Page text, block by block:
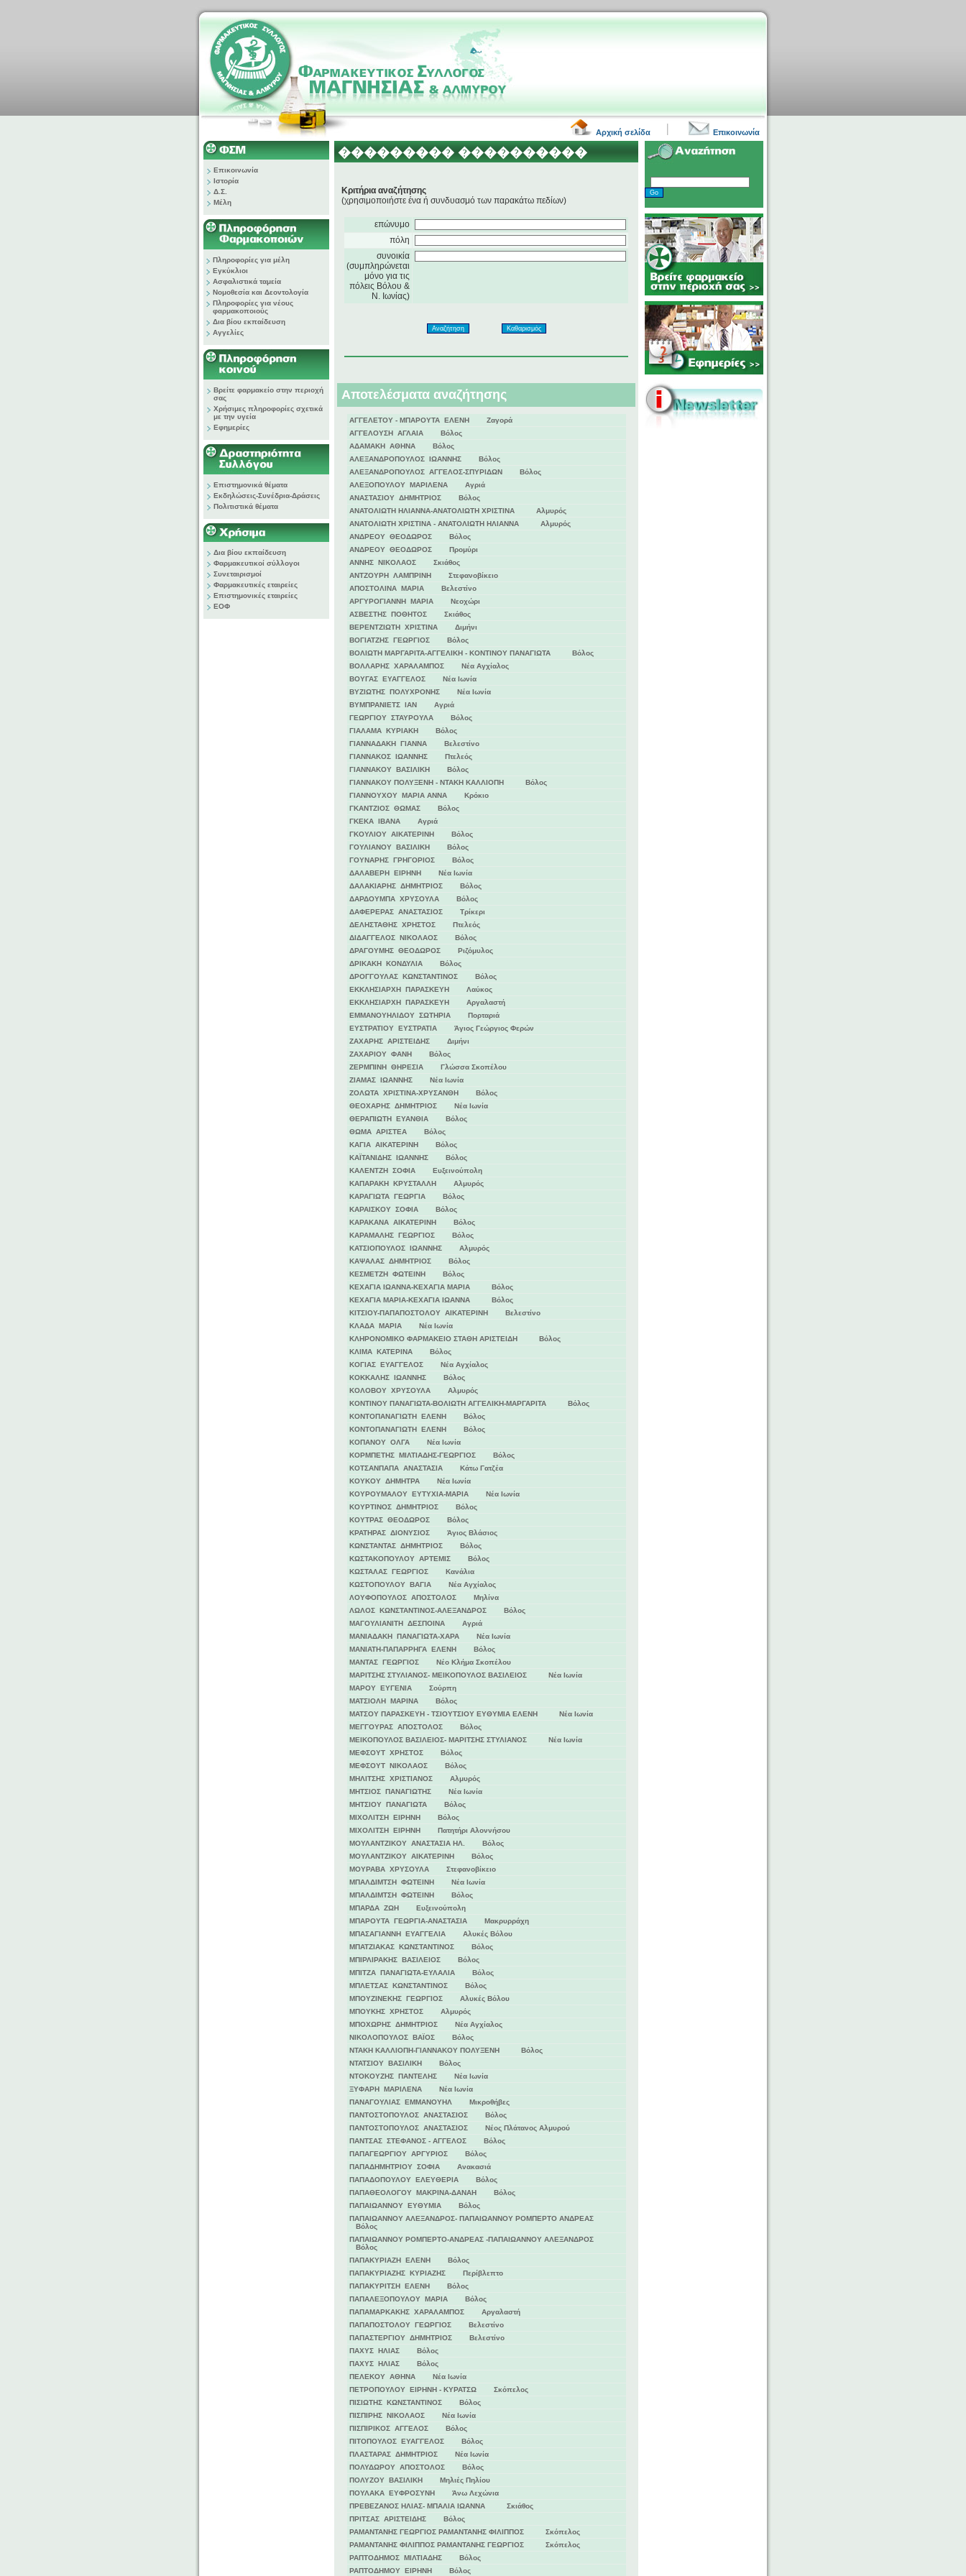
Αρχική σελίδα | Επικοινωνία
Επικοινωνία
Ιστορία
Δ.Σ.
Μέλη
Πληροφορίες για μέλη
Εγκύκλιοι
Ασφαλιστικά ταμεία
Νομοθεσία και Δεοντολογία
Πληροφορίες για νέους
φαρμακοποιούς
Δια βίου εκπαίδευση
Αγγελίες
Βρείτε φαρμακείο στην περιοχή
σας
Χρήσιμες πληροφορίες σχετικά
με την υγεία
Εφημερίες
Επιστημονικά θέματα
Εκδηλώσεις-Συνέδρια-Δράσεις
Πολιτιστικά θέματα
Δια βίου εκπαίδευση
Φαρμακευτικοί σύλλογοι
Συνεταιρισμοί
Φαρμακευτικές εταιρείες
Επιστημονικές εταιρείες
ΕΟΦ
��������� ����������
Κριτήρια αναζήτησης
(χρησιμοποιήστε ένα ή συνδυασμό των παρακάτω πεδίων)
επώνυμο
πόλη
συνοικία
(συμπληρώνεται
μόνο για τις
πόλεις Βόλου &
Ν. Ιωνίας)
Αποτελέσματα αναζήτησης
ΑΓΓΕΛΕΤΟΥ - ΜΠΑΡΟΥΤΑ ΕΛΕΝΗ Ζαγορά
ΑΓΓΕΛΟΥΣΗ ΑΓΛΑΙΑ Βόλος
ΑΔΑΜΑΚΗ ΑΘΗΝΑ Βόλος
ΑΛΕΞΑΝΔΡΟΠΟΥΛΟΣ ΙΩΑΝΝΗΣ Βόλος
ΑΛΕΞΑΝΔΡΟΠΟΥΛΟΣ ΑΓΓΕΛΟΣ-ΣΠΥΡΙΔΩΝ Βόλος
ΑΛΕΞΟΠΟΥΛΟΥ ΜΑΡΙΛΕΝΑ Αγριά
ΑΝΑΣΤΑΣΙΟΥ ΔΗΜΗΤΡΙΟΣ Βόλος
ΑΝΑΤΟΛΙΩΤΗ ΗΛΙΑΝΝΑ-ΑΝΑΤΟΛΙΩΤΗ ΧΡΙΣΤΙΝΑ Αλμυρός
ΑΝΑΤΟΛΙΩΤΗ ΧΡΙΣΤΙΝΑ - ΑΝΑΤΟΛΙΩΤΗ ΗΛΙΑΝΝΑ Αλμυρός
ΑΝΔΡΕΟΥ ΘΕΟΔΩΡΟΣ Βόλος
ΑΝΔΡΕΟΥ ΘΕΟΔΩΡΟΣ Προμύρι
ΑΝΝΗΣ ΝΙΚΟΛΑΟΣ Σκιάθος
ΑΝΤΖΟΥΡΗ ΛΑΜΠΡΙΝΗ Στεφανοβίκειο
ΑΠΟΣΤΟΛΙΝΑ ΜΑΡΙΑ Βελεστίνο
ΑΡΓΥΡΟΓΙΑΝΝΗ ΜΑΡΙΑ Νεοχώρι
ΑΣΒΕΣΤΗΣ ΠΟΘΗΤΟΣ Σκιάθος
ΒΕΡΕΝΤΖΙΩΤΗ ΧΡΙΣΤΙΝΑ Διμήνι
ΒΟΓΙΑΤΖΗΣ ΓΕΩΡΓΙΟΣ Βόλος
ΒΟΛΙΩΤΗ ΜΑΡΓΑΡΙΤΑ-ΑΓΓΕΛΙΚΗ - ΚΟΝΤΙΝΟΥ ΠΑΝΑΓΙΩΤΑ Βόλος
ΒΟΛΛΑΡΗΣ ΧΑΡΑΛΑΜΠΟΣ Νέα Αγχίαλος
ΒΟΥΓΑΣ ΕΥΑΓΓΕΛΟΣ Νέα Ιωνία
ΒΥΖΙΩΤΗΣ ΠΟΛΥΧΡΟΝΗΣ Νέα Ιωνία
ΒΥΜΠΡΑΝΙΕΤΣ ΙΑΝ Αγριά
ΓΕΩΡΓΙΟΥ ΣΤΑΥΡΟΥΛΑ Βόλος
ΓΙΑΛΑΜΑ ΚΥΡΙΑΚΗ Βόλος
ΓΙΑΝΝΑΔΑΚΗ ΓΙΑΝΝΑ Βελεστίνο
ΓΙΑΝΝΑΚΟΣ ΙΩΑΝΝΗΣ Πτελεός
ΓΙΑΝΝΑΚΟΥ ΒΑΣΙΛΙΚΗ Βόλος
ΓΙΑΝΝΑΚΟΥ ΠΟΛΥΞΕΝΗ - ΝΤΑΚΗ ΚΑΛΛΙΟΠΗ Βόλος
ΓΙΑΝΝΟΥΧΟΥ ΜΑΡΙΑ ΑΝΝΑ Κρόκιο
ΓΚΑΝΤΖΙΟΣ ΘΩΜΑΣ Βόλος
ΓΚΕΚΑ ΙΒΑΝΑ Αγριά
ΓΚΟΥΛΙΟΥ ΑΙΚΑΤΕΡΙΝΗ Βόλος
ΓΟΥΛΙΑΝΟΥ ΒΑΣΙΛΙΚΗ Βόλος
ΓΟΥΝΑΡΗΣ ΓΡΗΓΟΡΙΟΣ Βόλος
ΔΑΛΑΒΕΡΗ ΕΙΡΗΝΗ Νέα Ιωνία
ΔΑΛΑΚΙΑΡΗΣ ΔΗΜΗΤΡΙΟΣ Βόλος
ΔΑΡΔΟΥΜΠΑ ΧΡΥΣΟΥΛΑ Βόλος
ΔΑΦΕΡΕΡΑΣ ΑΝΑΣΤΑΣΙΟΣ Τρίκερι
ΔΕΛΗΣΤΑΘΗΣ ΧΡΗΣΤΟΣ Πτελεός
ΔΙΔΑΓΓΕΛΟΣ ΝΙΚΟΛΑΟΣ Βόλος
ΔΡΑΓΟΥΜΗΣ ΘΕΟΔΩΡΟΣ Ριζόμυλος
ΔΡΙΚΑΚΗ ΚΟΝΔΥΛΙΑ Βόλος
ΔΡΟΓΓΟΥΛΑΣ ΚΩΝΣΤΑΝΤΙΝΟΣ Βόλος
ΕΚΚΛΗΣΙΑΡΧΗ ΠΑΡΑΣΚΕΥΗ Λαύκος
ΕΚΚΛΗΣΙΑΡΧΗ ΠΑΡΑΣΚΕΥΗ Αργαλαστή
ΕΜΜΑΝΟΥΗΛΙΔΟΥ ΣΩΤΗΡΙΑ Πορταριά
ΕΥΣΤΡΑΤΙΟΥ ΕΥΣΤΡΑΤΙΑ Άγιος Γεώργιος Φερών
ΖΑΧΑΡΗΣ ΑΡΙΣΤΕΙΔΗΣ Διμήνι
ΖΑΧΑΡΙΟΥ ΦΑΝΗ Βόλος
ΖΕΡΜΠΙΝΗ ΘΗΡΕΣΙΑ Γλώσσα Σκοπέλου
ΖΙΑΜΑΣ ΙΩΑΝΝΗΣ Νέα Ιωνία
ΖΟΛΩΤΑ ΧΡΙΣΤΙΝΑ-ΧΡΥΣΑΝΘΗ Βόλος
ΘΕΟΧΑΡΗΣ ΔΗΜΗΤΡΙΟΣ Νέα Ιωνία
ΘΕΡΑΠΙΩΤΗ ΕΥΑΝΘΙΑ Βόλος
ΘΩΜΑ ΑΡΙΣΤΕΑ Βόλος
ΚΑΓΙΑ ΑΙΚΑΤΕΡΙΝΗ Βόλος
ΚΑΪΤΑΝΙΔΗΣ ΙΩΑΝΝΗΣ Βόλος
ΚΑΛΕΝΤΖΗ ΣΟΦΙΑ Ευξεινούπολη
ΚΑΠΑΡΑΚΗ ΚΡΥΣΤΑΛΛΗ Αλμυρός
ΚΑΡΑΓΙΩΤΑ ΓΕΩΡΓΙΑ Βόλος
ΚΑΡΑΙΣΚΟΥ ΣΟΦΙΑ Βόλος
ΚΑΡΑΚΑΝΑ ΑΙΚΑΤΕΡΙΝΗ Βόλος
ΚΑΡΑΜΑΛΗΣ ΓΕΩΡΓΙΟΣ Βόλος
ΚΑΤΣΙΟΠΟΥΛΟΣ ΙΩΑΝΝΗΣ Αλμυρός
ΚΑΨΑΛΑΣ ΔΗΜΗΤΡΙΟΣ Βόλος
ΚΕΣΜΕΤΖΗ ΦΩΤΕΙΝΗ Βόλος
ΚΕΧΑΓΙΑ ΙΩΑΝΝΑ-ΚΕΧΑΓΙΑ ΜΑΡΙΑ Βόλος
ΚΕΧΑΓΙΑ ΜΑΡΙΑ-ΚΕΧΑΓΙΑ ΙΩΑΝΝΑ Βόλος
ΚΙΤΣΙΟΥ-ΠΑΠΑΠΟΣΤΟΛΟΥ ΑΙΚΑΤΕΡΙΝΗ Βελεστίνο
ΚΛΑΔΑ ΜΑΡΙΑ Νέα Ιωνία
ΚΛΗΡΟΝΟΜΙΚΟ ΦΑΡΜΑΚΕΙΟ ΣΤΑΘΗ ΑΡΙΣΤΕΙΔΗ Βόλος
ΚΛΙΜΑ ΚΑΤΕΡΙΝΑ Βόλος
ΚΟΓΙΑΣ ΕΥΑΓΓΕΛΟΣ Νέα Αγχίαλος
ΚΟΚΚΑΛΗΣ ΙΩΑΝΝΗΣ Βόλος
ΚΟΛΟΒΟΥ ΧΡΥΣΟΥΛΑ Αλμυρός
ΚΟΝΤΙΝΟΥ ΠΑΝΑΓΙΩΤΑ-ΒΟΛΙΩΤΗ ΑΓΓΕΛΙΚΗ-ΜΑΡΓΑΡΙΤΑ Βόλος
ΚΟΝΤΟΠΑΝΑΓΙΩΤΗ ΕΛΕΝΗ Βόλος
ΚΟΝΤΟΠΑΝΑΓΙΩΤΗ ΕΛΕΝΗ Βόλος
ΚΟΠΑΝΟΥ ΟΛΓΑ Νέα Ιωνία
ΚΟΡΜΠΕΤΗΣ ΜΙΛΤΙΑΔΗΣ-ΓΕΩΡΓΙΟΣ Βόλος
ΚΟΤΣΑΝΠΑΠΑ ΑΝΑΣΤΑΣΙΑ Κάτω Γατζέα
ΚΟΥΚΟΥ ΔΗΜΗΤΡΑ Νέα Ιωνία
ΚΟΥΡΟΥΜΑΛΟΥ ΕΥΤΥΧΙΑ-ΜΑΡΙΑ Νέα Ιωνία
ΚΟΥΡΤΙΝΟΣ ΔΗΜΗΤΡΙΟΣ Βόλος
ΚΟΥΤΡΑΣ ΘΕΟΔΩΡΟΣ Βόλος
ΚΡΑΤΗΡΑΣ ΔΙΟΝΥΣΙΟΣ Άγιος Βλάσιος
ΚΩΝΣΤΑΝΤΑΣ ΔΗΜΗΤΡΙΟΣ Βόλος
ΚΩΣΤΑΚΟΠΟΥΛΟΥ ΑΡΤΕΜΙΣ Βόλος
ΚΩΣΤΑΛΑΣ ΓΕΩΡΓΙΟΣ Κανάλια
ΚΩΣΤΟΠΟΥΛΟΥ ΒΑΓΙΑ Νέα Αγχίαλος
ΛΟΥΦΟΠΟΥΛΟΣ ΑΠΟΣΤΟΛΟΣ Μηλίνα
ΛΩΛΟΣ ΚΩΝΣΤΑΝΤΙΝΟΣ-ΑΛΕΞΑΝΔΡΟΣ Βόλος
ΜΑΓΟΥΛΙΑΝΙΤΗ ΔΕΣΠΟΙΝΑ Αγριά
ΜΑΝΙΑΔΑΚΗ ΠΑΝΑΓΙΩΤΑ-ΧΑΡΑ Νέα Ιωνία
ΜΑΝΙΑΤΗ-ΠΑΠΑΡΡΗΓΑ ΕΛΕΝΗ Βόλος
ΜΑΝΤΑΣ ΓΕΩΡΓΙΟΣ Νέο Κλήμα Σκοπέλου
ΜΑΡΙΤΣΗΣ ΣΤΥΛΙΑΝΟΣ- ΜΕΙΚΟΠΟΥΛΟΣ ΒΑΣΙΛΕΙΟΣ Νέα Ιωνία
ΜΑΡΟΥ ΕΥΓΕΝΙΑ Σούρπη
ΜΑΤΣΙΟΛΗ ΜΑΡΙΝΑ Βόλος
ΜΑΤΣΟΥ ΠΑΡΑΣΚΕΥΗ - ΤΣΙΟΥΤΣΙΟΥ ΕΥΘΥΜΙΑ ΕΛΕΝΗ Νέα Ιωνία
ΜΕΓΓΟΥΡΑΣ ΑΠΟΣΤΟΛΟΣ Βόλος
ΜΕΙΚΟΠΟΥΛΟΣ ΒΑΣΙΛΕΙΟΣ- ΜΑΡΙΤΣΗΣ ΣΤΥΛΙΑΝΟΣ Νέα Ιωνία
ΜΕΦΣΟΥΤ ΧΡΗΣΤΟΣ Βόλος
ΜΕΦΣΟΥΤ ΝΙΚΟΛΑΟΣ Βόλος
ΜΗΛΙΤΣΗΣ ΧΡΙΣΤΙΑΝΟΣ Αλμυρός
ΜΗΤΣΙΟΣ ΠΑΝΑΓΙΩΤΗΣ Νέα Ιωνία
ΜΗΤΣΙΟΥ ΠΑΝΑΓΙΩΤΑ Βόλος
ΜΙΧΟΛΙΤΣΗ ΕΙΡΗΝΗ Βόλος
ΜΙΧΟΛΙΤΣΗ ΕΙΡΗΝΗ Πατητήρι Αλοννήσου
ΜΟΥΛΑΝΤΖΙΚΟΥ ΑΝΑΣΤΑΣΙΑ ΗΛ. Βόλος
ΜΟΥΛΑΝΤΖΙΚΟΥ ΑΙΚΑΤΕΡΙΝΗ Βόλος
ΜΟΥΡΑΒΑ ΧΡΥΣΟΥΛΑ Στεφανοβίκειο
ΜΠΑΛΔΙΜΤΣΗ ΦΩΤΕΙΝΗ Νέα Ιωνία
ΜΠΑΛΔΙΜΤΣΗ ΦΩΤΕΙΝΗ Βόλος
ΜΠΑΡΔΑ ΖΩΗ Ευξεινούπολη
ΜΠΑΡΟΥΤΑ ΓΕΩΡΓΙΑ-ΑΝΑΣΤΑΣΙΑ Μακρυρράχη
ΜΠΑΣΑΓΙΑΝΝΗ ΕΥΑΓΓΕΛΙΑ Αλυκές Βόλου
ΜΠΑΤΖΙΑΚΑΣ ΚΩΝΣΤΑΝΤΙΝΟΣ Βόλος
ΜΠΙΡΛΙΡΑΚΗΣ ΒΑΣΙΛΕΙΟΣ Βόλος
ΜΠΙΤΖΑ ΠΑΝΑΓΙΩΤΑ-ΕΥΛΑΛΙΑ Βόλος
ΜΠΛΕΤΣΑΣ ΚΩΝΣΤΑΝΤΙΝΟΣ Βόλος
ΜΠΟΥΖΙΝΕΚΗΣ ΓΕΩΡΓΙΟΣ Αλυκές Βόλου
ΜΠΟΥΚΗΣ ΧΡΗΣΤΟΣ Αλμυρός
ΜΠΟΧΩΡΗΣ ΔΗΜΗΤΡΙΟΣ Νέα Αγχίαλος
ΝΙΚΟΛΟΠΟΥΛΟΣ ΒΑΪΟΣ Βόλος
ΝΤΑΚΗ ΚΑΛΛΙΟΠΗ-ΓΙΑΝΝΑΚΟΥ ΠΟΛΥΞΕΝΗ Βόλος
ΝΤΑΤΣΙΟΥ ΒΑΣΙΛΙΚΗ Βόλος
ΝΤΟΚΟΥΖΗΣ ΠΑΝΤΕΛΗΣ Νέα Ιωνία
ΞΥΦΑΡΗ ΜΑΡΙΛΕΝΑ Νέα Ιωνία
ΠΑΝΑΓΟΥΛΙΑΣ ΕΜΜΑΝΟΥΗΛ Μικροθήβες
ΠΑΝΤΟΣΤΟΠΟΥΛΟΣ ΑΝΑΣΤΑΣΙΟΣ Βόλος
ΠΑΝΤΟΣΤΟΠΟΥΛΟΣ ΑΝΑΣΤΑΣΙΟΣ Νέος Πλάτανος Αλμυρού
ΠΑΝΤΣΑΣ ΣΤΕΦΑΝΟΣ - ΑΓΓΕΛΟΣ Βόλος
ΠΑΠΑΓΕΩΡΓΙΟΥ ΑΡΓΥΡΙΟΣ Βόλος
ΠΑΠΑΔΗΜΗΤΡΙΟΥ ΣΟΦΙΑ Ανακασιά
ΠΑΠΑΔΟΠΟΥΛΟΥ ΕΛΕΥΘΕΡΙΑ Βόλος
ΠΑΠΑΘΕΟΛΟΓΟΥ ΜΑΚΡΙΝΑ-ΔΑΝΑΗ Βόλος
ΠΑΠΑΙΩΑΝΝΟΥ ΕΥΘΥΜΙΑ Βόλος
ΠΑΠΑΙΩΑΝΝΟΥ ΑΛΕΞΑΝΔΡΟΣ- ΠΑΠΑΙΩΑΝΝΟΥ ΡΟΜΠΕΡΤΟ ΑΝΔΡΕΑΣ
Βόλος
ΠΑΠΑΙΩΑΝΝΟΥ ΡΟΜΠΕΡΤΟ-ΑΝΔΡΕΑΣ -ΠΑΠΑΙΩΑΝΝΟΥ ΑΛΕΞΑΝΔΡΟΣ
Βόλος
ΠΑΠΑΚΥΡΙΑΖΗ ΕΛΕΝΗ Βόλος
ΠΑΠΑΚΥΡΙΑΖΗΣ ΚΥΡΙΑΖΗΣ Περίβλεπτο
ΠΑΠΑΚΥΡΙΤΣΗ ΕΛΕΝΗ Βόλος
ΠΑΠΑΛΕΞΟΠΟΥΛΟΥ ΜΑΡΙΑ Βόλος
ΠΑΠΑΜΑΡΚΑΚΗΣ ΧΑΡΑΛΑΜΠΟΣ Αργαλαστή
ΠΑΠΑΠΟΣΤΟΛΟΥ ΓΕΩΡΓΙΟΣ Βελεστίνο
ΠΑΠΑΣΤΕΡΓΙΟΥ ΔΗΜΗΤΡΙΟΣ Βελεστίνο
ΠΑΧΥΣ ΗΛΙΑΣ Βόλος
ΠΑΧΥΣ ΗΛΙΑΣ Βόλος
ΠΕΛΕΚΟΥ ΑΘΗΝΑ Νέα Ιωνία
ΠΕΤΡΟΠΟΥΛΟΥ ΕΙΡΗΝΗ - ΚΥΡΑΤΣΩ Σκόπελος
ΠΙΣΙΩΤΗΣ ΚΩΝΣΤΑΝΤΙΝΟΣ Βόλος
ΠΙΣΠΙΡΗΣ ΝΙΚΟΛΑΟΣ Νέα Ιωνία
ΠΙΣΠΙΡΙΚΟΣ ΑΓΓΕΛΟΣ Βόλος
ΠΙΤΟΠΟΥΛΟΣ ΕΥΑΓΓΕΛΟΣ Βόλος
ΠΛΑΣΤΑΡΑΣ ΔΗΜΗΤΡΙΟΣ Νέα Ιωνία
ΠΟΛΥΔΩΡΟΥ ΑΠΟΣΤΟΛΟΣ Βόλος
ΠΟΛΥΖΟΥ ΒΑΣΙΛΙΚΗ Μηλιές Πηλίου
ΠΟΥΛΑΚΑ ΕΥΦΡΟΣΥΝΗ Άνω Λεχώνια
ΠΡΕΒΕΖΑΝΟΣ ΗΛΙΑΣ- ΜΠΑΛΙΑ ΙΩΑΝΝΑ Σκιάθος
ΠΡΙΤΣΑΣ ΑΡΙΣΤΕΙΔΗΣ Βόλος
ΡΑΜΑΝΤΑΝΗΣ ΓΕΩΡΓΙΟΣ ΡΑΜΑΝΤΑΝΗΣ ΦΙΛΙΠΠΟΣ Σκόπελος
ΡΑΜΑΝΤΑΝΗΣ ΦΙΛΙΠΠΟΣ ΡΑΜΑΝΤΑΝΗΣ ΓΕΩΡΓΙΟΣ Σκόπελος
ΡΑΠΤΟΔΗΜΟΣ ΜΙΛΤΙΑΔΗΣ Βόλος
ΡΑΠΤΟΔΗΜΟΥ ΕΙΡΗΝΗ Βόλος